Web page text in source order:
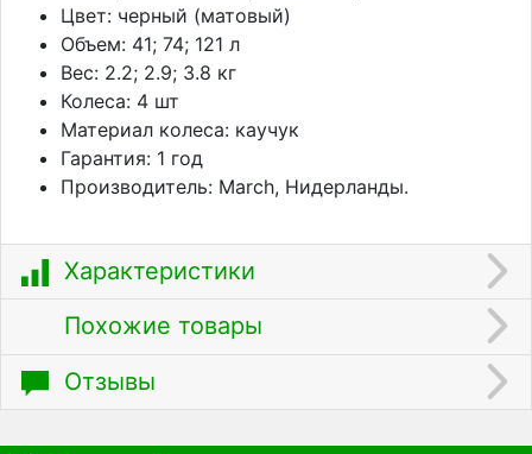
Цвет: черный (матовый)
Объем: 41; 74; 121 л
Вес: 2.2; 2.9; 3.8 кг
Колеса: 4 шт
Материал колеса: каучук
Гарантия: 1 год
Производитель: March, Нидерланды.
Характеристики
Похожие товары
Отзывы